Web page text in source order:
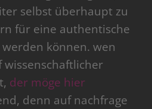
selbst überhaupt zu
für eine authentische
können. wen
wissenschaftlicher
der möge hier
denn auf nachfrage